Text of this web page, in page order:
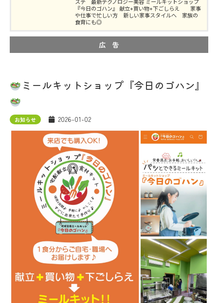
ステ 最新テクノロジー美容 ミールキットショップ
『今日のゴハン』 献立+買い物+下ごしらえ 家事
や仕事で忙しい方 新しい家事スタイルへ 家族の
食育にも◎
広 告
ミールキットショップ『今日のゴハン』
お知らせ 2026-01-02